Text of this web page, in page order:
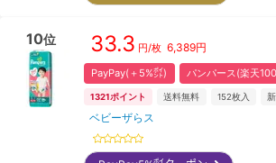
10位 33.3 円/枚 6,389円
PayPay(＋5%㌽) パンパース(楽天
1321ポイント 送料無料 152枚入
ベビーザらス